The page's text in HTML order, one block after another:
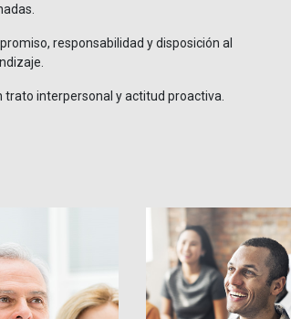
responsabilidad y disposición al
trato interpersonal y actitud proactiva.